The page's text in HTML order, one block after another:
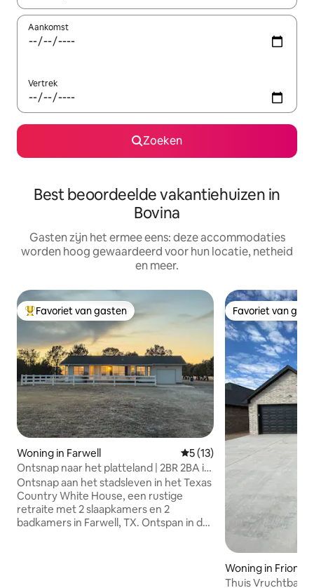
Aankomst
Vertrek
Zoeken
Best beoordeelde vakantiehuizen in
Bovina
Gasten zijn het ermee eens: deze accommodaties
worden hoog gewaardeerd voor hun locatie, netheid
en meer.
Topfavoriet van gasten
Favoriet van gasten
Woning in Farwell Gemiddelde beoordeling
5 (13)
Ontsnap naar het platteland | 2BR 2BA in
de buurt van Clovis, NM
Ontsnap aan het stadsleven in het Texas
Country White House, een rustige
retraite met 2 slaapkamers en 2
badkamers in Farwell, TX. Ontspan in de
Favoriet van
Favoriet van
Woning in Friona
Thuis Vruchtbare